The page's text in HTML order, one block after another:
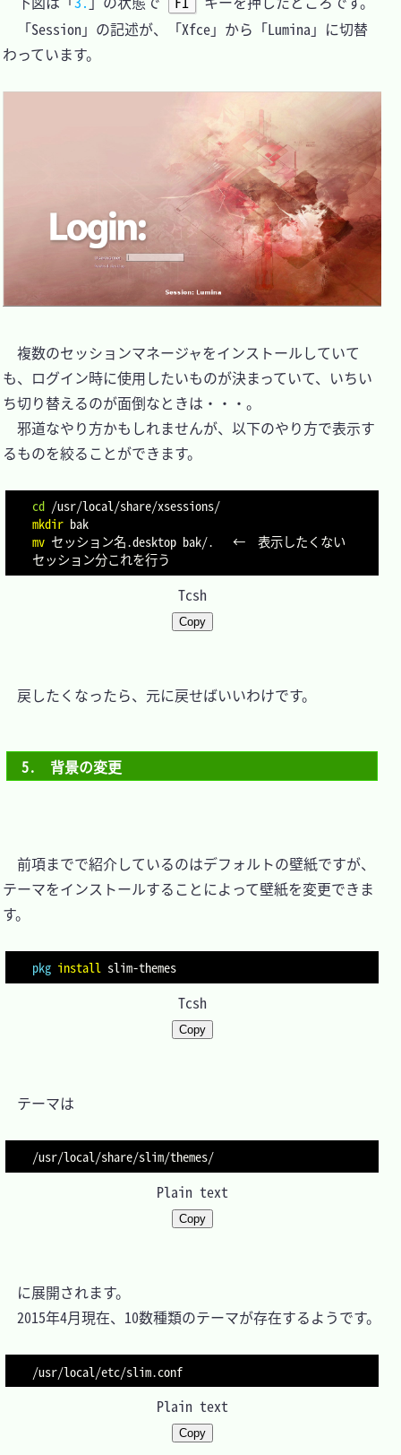
「Session」の記述が、「Xfce」から「Lumina」に切替
わっています。
複数のセッションマネージャをインストールしていて
も、ログイン時に使用したいものが決まっていて、いちい
ち切り替えるのが面倒なときは・・・。
邪道なやり方かもしれませんが、以下のやり方で表示す
るものを絞ることができます。
cd
mkdir
mv セッション名.desktop bak/.	←	表示したくない
Tcsh
Copy
戻したくなったら、元に戻せばいいわけです。
5.　背景の変更
前項までで紹介しているのはデフォルトの壁紙ですが、
テーマをインストールすることによって壁紙を変更できま
す。
pkg install
Tcsh
Copy
テーマは
Plain text
Copy
に展開されます。
2015年4月現在、10数種類のテーマが存在するようです。
Plain text
Copy